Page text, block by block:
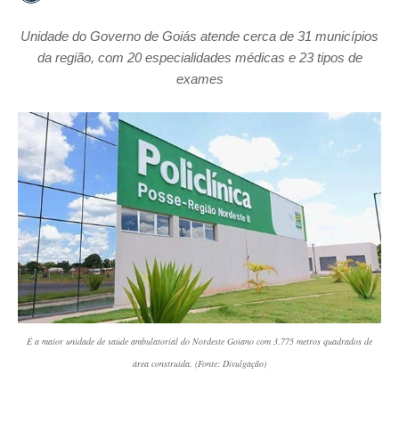
Unidade do Governo de Goiás atende cerca de 31 municípios
da região, com 20 especialidades médicas e 23 tipos de
exames
É a maior unidade de saúde ambulatorial do Nordeste Goiano com 3.775 metros quadrados de
área construída. (Fonte: Divulgação)